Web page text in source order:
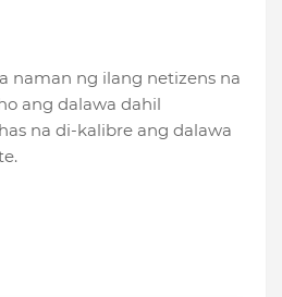
naman ng ilang netizens na
ang dalawa dahil
na di-kalibre ang dalawa